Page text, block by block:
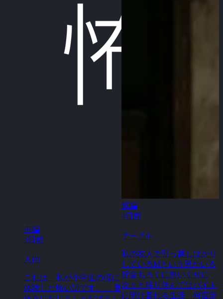
中編
3日前
人肉
これは、私が小学生の頃に
体験した怖い話です。 夏
短編
4日前
テーブル
私の友人で引っ越しばかり
しているMという男がいる
貯金もろくに無いくせに
次々と移り住んではバイト
に明け暮れる生活 何度定